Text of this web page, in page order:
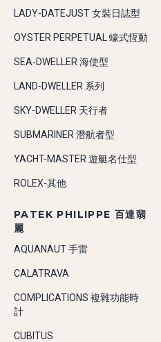
LADY-DATEJUST 女裝日誌型
OYSTER PERPETUAL 蠔式恆動
SEA-DWELLER 海使型
LAND-DWELLER 系列
SKY-DWELLER 天行者
SUBMARINER 潛航者型
YACHT-MASTER 遊艇名仕型
ROLEX-其他
PATEK PHILIPPE 百達翡
麗
AQUANAUT 手雷
CALATRAVA
COMPLICATIONS 複雜功能時
計
CUBITUS